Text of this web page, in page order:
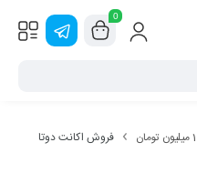
0
فروش اکانت دوتا